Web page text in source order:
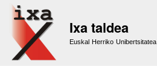
Ixa taldea
Euskal Herriko Unibertsitatea